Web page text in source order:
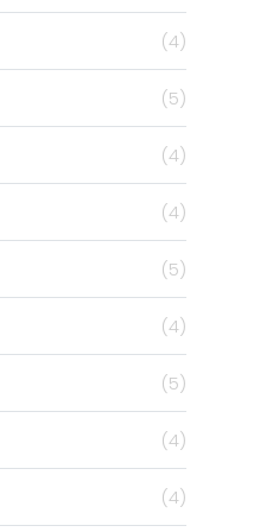
(4)
(5)
(4)
(4)
(5)
(4)
(5)
(4)
(4)